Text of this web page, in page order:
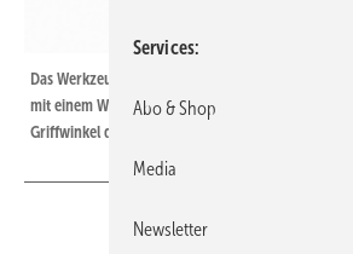
Das Werkzeug als ­Verlängerung der Hand:
mit einem Winkel von 70 Grad zur Längs­achse
Griff­winkel der Hand und eignet sich deswegen für
Services
Abo & Shop
Media
Newsletter